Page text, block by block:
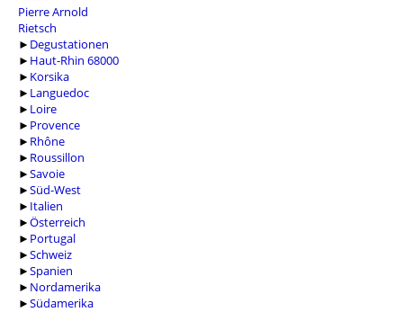
Pierre Arnold
Rietsch
► Degustationen
► Haut-Rhin 68000
► Korsika
► Languedoc
► Loire
► Provence
► Rhône
► Roussillon
►Savoie
►Süd-West
► Italien
►Österreich
► Portugal
►Schweiz
►Spanien
► Nordamerika
►Südamerika